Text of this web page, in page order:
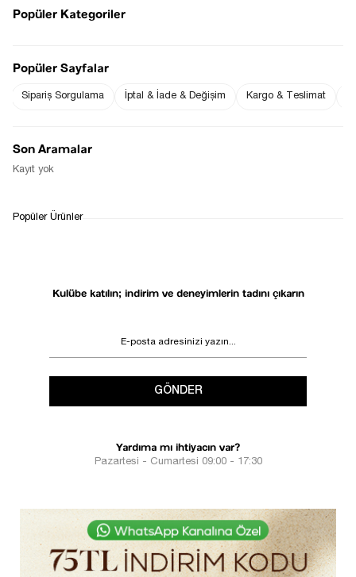
Ürün Boyu : 113 cm ( +/- 2 cm )
Fiyat Düşünce
Gelince Haber Ver
İADE&DEĞİŞİM
Kulübe katılın; indirim ve deneyimlerin tadını çıkarın
GÖNDER
Yardıma mı ihtiyacın var?
Pazartesi - Cumartesi 09:00 - 17:30
Popüler Kategoriler
Popüler Sayfalar
Sipariş Sorgulama İptal & İade & Değişim Kargo & Teslimat
Son Aramalar
Kayıt yok
Popüler Ürünler